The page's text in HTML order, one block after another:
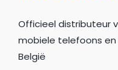
Officieel distributeur
mobiele telefoons
België